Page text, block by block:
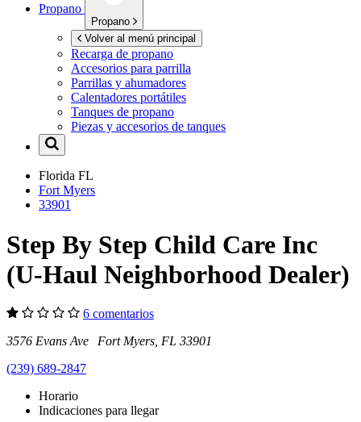
Propano
Propano
Volver al menú principal
Recarga de propano
Accesorios para parrilla
Parrillas y ahumadores
Calentadores portátiles
Tanques de propano
Piezas y accesorios de tanques
Florida FL
Fort Myers
33901
Step By Step Child Care Inc
(U-Haul Neighborhood Dealer)
6 comentarios
3576 Evans Ave Fort Myers, FL 33901
(239) 689-2847
Horario
Indicaciones para llegar